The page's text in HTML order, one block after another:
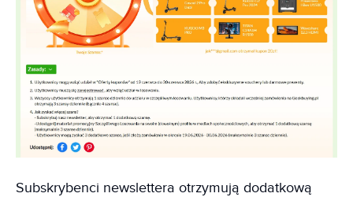
Subskrybenci newslettera otrzymują dodatkową